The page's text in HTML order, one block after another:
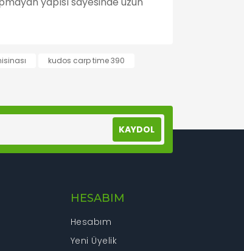
kudos carp time 390
KAYDOL
HESABIM
Hesabım
Yeni Üyelik